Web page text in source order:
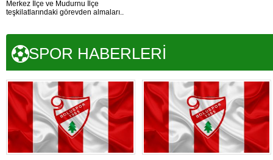
Merkez İlçe ve Mudurnu İlçe
teşkilatlarındaki görevden almaları..
SPOR HABERLERİ